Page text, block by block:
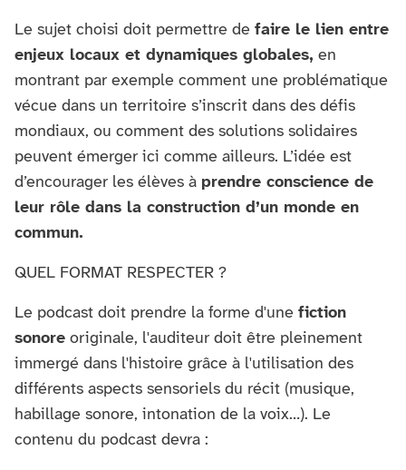
Le sujet choisi doit permettre de faire le lien entre
enjeux locaux et dynamiques globales, en
montrant par exemple comment une problématique
vécue dans un territoire s’inscrit dans des défis
mondiaux, ou comment des solutions solidaires
peuvent émerger ici comme ailleurs. L’idée est
d’encourager les élèves à prendre conscience de
leur rôle dans la construction d’un monde en
commun.
QUEL FORMAT RESPECTER ?
Le podcast doit prendre la forme d'une fiction
sonore originale, l'auditeur doit être pleinement
immergé dans l'histoire grâce à l'utilisation des
différents aspects sensoriels du récit (musique,
habillage sonore, intonation de la voix…). Le
contenu du podcast devra :